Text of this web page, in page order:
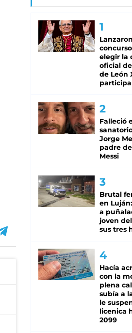
elegir la
oficial
de León
Falleció
Jorge
padre
Messi
Brutal
en
a
joven
sus tres
Hacía
con la
plena
subía a
le
licenica
2099